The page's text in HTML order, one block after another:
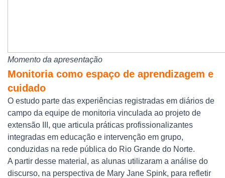
Momento da apresentação
Monitoria como espaço de aprendizagem e
cuidado
O estudo parte das experiências registradas em diários de
campo da equipe de monitoria vinculada ao projeto de
extensão III, que articula práticas profissionalizantes
integradas em educação e intervenção em grupo,
conduzidas na rede pública do Rio Grande do Norte.
A partir desse material, as alunas utilizaram a análise do
discurso, na perspectiva de Mary Jane Spink, para refletir